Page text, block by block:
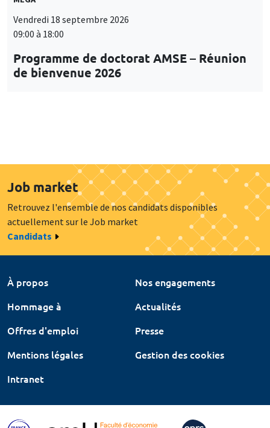
Vendredi 18 septembre 2026
09:00 à 18:00
Programme de doctorat AMSE – Réunion
de bienvenue 2026
Job market
Retrouvez l'ensemble de nos candidats disponibles
actuellement sur le Job market
Candidats
À propos
Nos engagements
Hommage à
Actualités
Offres d'emploi
Presse
Mentions légales
Gestion des cookies
Intranet